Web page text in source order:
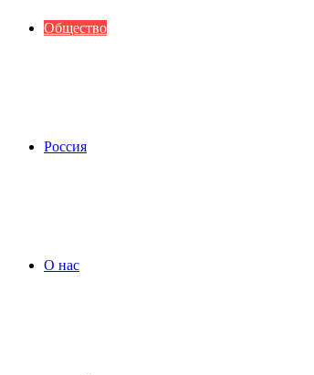
Общество
Россия
О нас